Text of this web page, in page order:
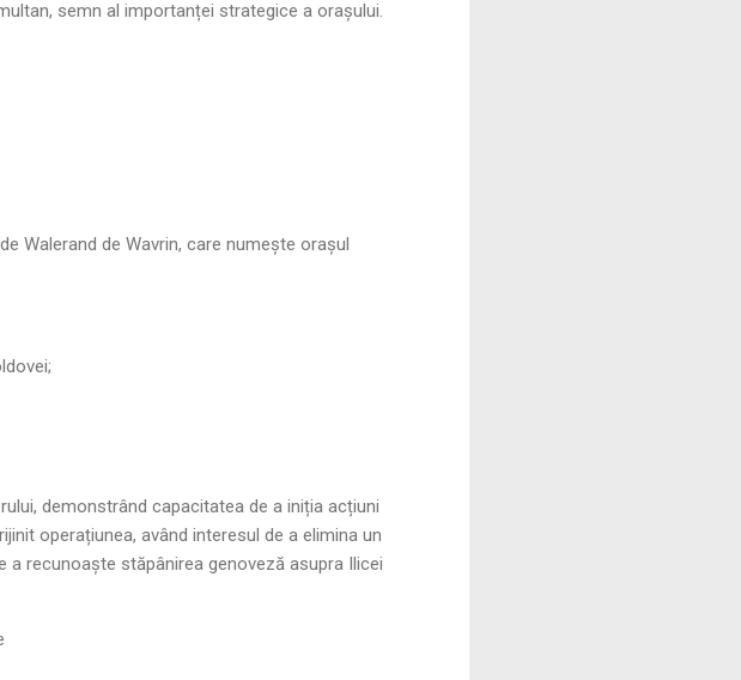
semn al importanței strategice a orașului.
Walerand de Wavrin, care numește orașul
demonstrând capacitatea de a iniția acțiuni
operațiunea, având interesul de a elimina un
recunoaște stăpânirea genoveză asupra Ilicei